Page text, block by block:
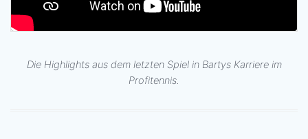
Die Highlights aus dem letzten Spiel in Bartys Karriere im
Profitennis.